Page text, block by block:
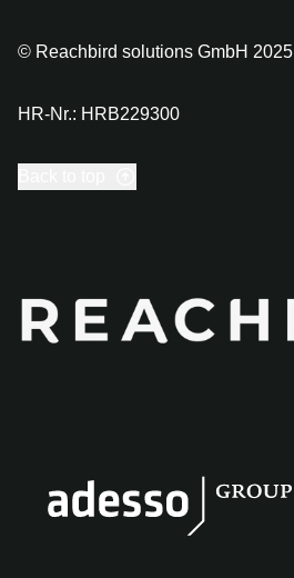
© Reachbird solutions GmbH 2025
HR-Nr.: HRB229300